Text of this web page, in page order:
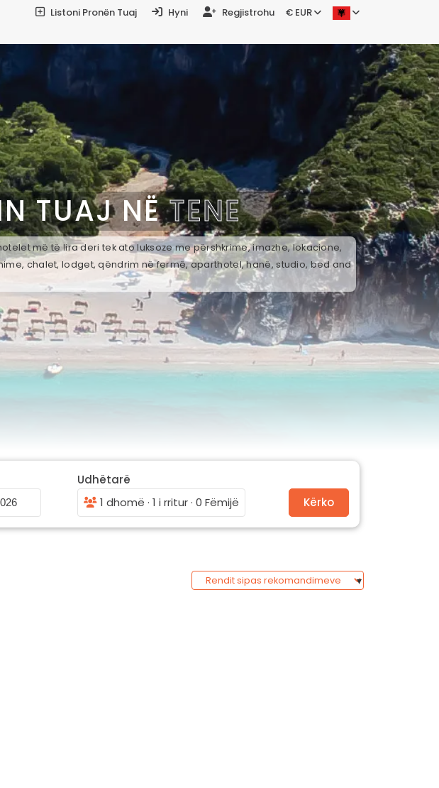
Listoni Pronën Tuaj Hyni Regjistrohu € EUR
TUAJ NËTENE
më të lira deri tek ato luksoze me përshkrime, imazhe, lokacione,
chalet, lodget, qëndrim në fermë, aparthotel, hanë, studio, bed and
Udhëtarë
1 dhomë · 1 i rritur · 0 Fëmijë
Kërko